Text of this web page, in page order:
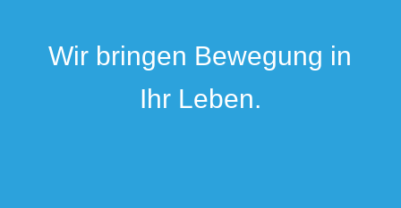
Wir bringen Bewegung in
Ihr Leben.